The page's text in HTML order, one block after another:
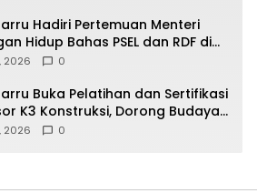
Hadiri Pertemuan Menteri
Hidup Bahas PSEL dan RDF di
2026 0
Buka Pelatihan dan Sertifikasi
K3 Konstruksi, Dorong Budaya
2026 0